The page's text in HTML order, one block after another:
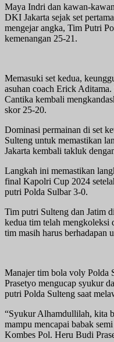
Maya Indri dan kawan-
DKI Jakarta sejak set
mengejar angka, Tim Putri
kemenangan 25-21.
Memasuki set kedua,
asuhan coach Erick
Cantika kembali
skor 25-20.
Dominasi permainan di set
Sulteng untuk memastikan
Jakarta kembali takluk
Langkah ini memastikan
final Kapolri Cup 2024
putri Polda Sulbar 3-0.
Tim putri Sulteng dan Jatim
kedua tim telah mengkoleksi
tim masih harus berhadapan
Manajer tim bola voly Polda
Prasetyo mengucap syukur
putri Polda Sulteng saat
“Syukur Alhamdullilah, kita
mampu mencapai babak
Kombes Pol. Heru Budi